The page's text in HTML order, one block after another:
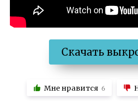
Скачать
Мне нравится 6